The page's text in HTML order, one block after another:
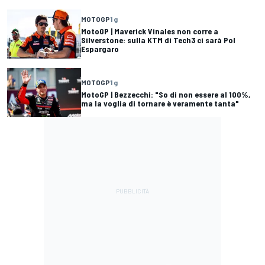
MOTOGP1 g
MotoGP | Maverick Vinales non corre a
Silverstone: sulla KTM di Tech3 ci sarà Pol
Espargaro
MOTOGP1 g
MotoGP | Bezzecchi: "So di non essere al 100%,
ma la voglia di tornare è veramente tanta"